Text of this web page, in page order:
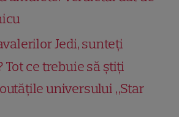
Jedi, sunteți
Tot ce trebuie să știți
universului „Star